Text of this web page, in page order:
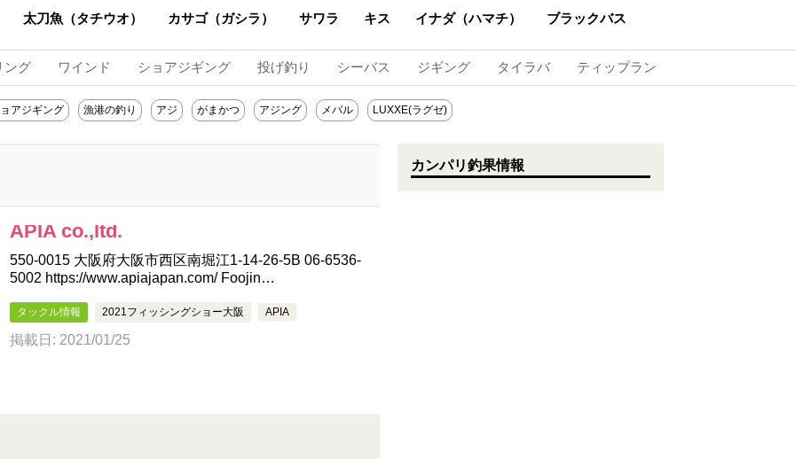
太刀魚（タチウオ） カサゴ（ガシラ） サワラ キス イナダ（ハマチ） ブラックバス
ング ワインド ショアジギング 投げ釣り シーバス ジギング タイラバ ティップラン
アジギング 漁港の釣り アジ がまかつ アジング メバル LUXXE(ラグゼ)
APIA co.,ltd.
550-0015 大阪府大阪市西区南堀江1-14-26-5B 06-6536-
5002 https://www.apiajapan.com/ Foojin…
タックル情報 2021フィッシングショー大阪 APIA
掲載日: 2021/01/25
カンパリ釣果情報